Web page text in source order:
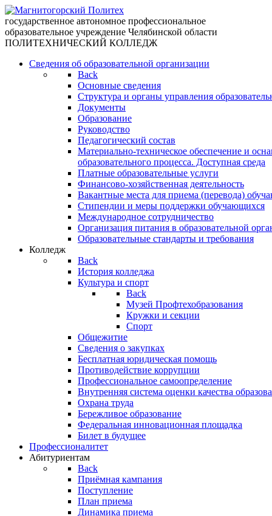
государственное автономное профессиональное
образовательное учреждение Челябинской области
ПОЛИТЕХНИЧЕСКИЙ КОЛЛЕДЖ
Сведения об образовательной организации
Back
Основные сведения
Структура и органы управления
Документы
Образование
Руководство
Педагогический состав
Материально-техническое обеспечение и
образовательного процесса. Доступная среда
Платные образовательные услуги
Финансово-хозяйственная деятельность
Вакантные места для приема (перевода)
Стипендии и меры поддержки обучающихся
Международное сотрудничество
Организация питания в образовательной
Образовательные стандарты и требования
Колледж
Back
История колледжа
Культура и спорт
Back
Музей Профтехобразования
Кружки и секции
Спорт
Общежитие
Сведения о закупках
Бесплатная юридическая помощь
Противодействие коррупции
Профессиональное самоопределение
Внутренняя система оценки качества
Охрана труда
Бережливое образование
Федеральная инновационная площадка
Билет в будущее
Профессионалитет
Абитуриентам
Back
Приёмная кампания
Поступление
План приема
Динамика приема